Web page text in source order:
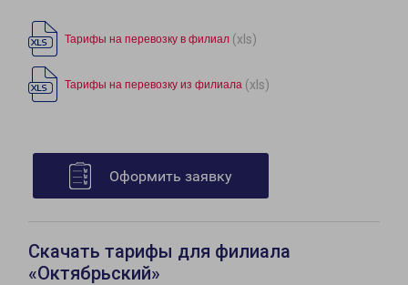
Тарифы на перевозку в филиал (xls)
Тарифы на перевозку из филиала (xls)
Оформить заявку
Скачать тарифы для филиала
«Октябрьский»